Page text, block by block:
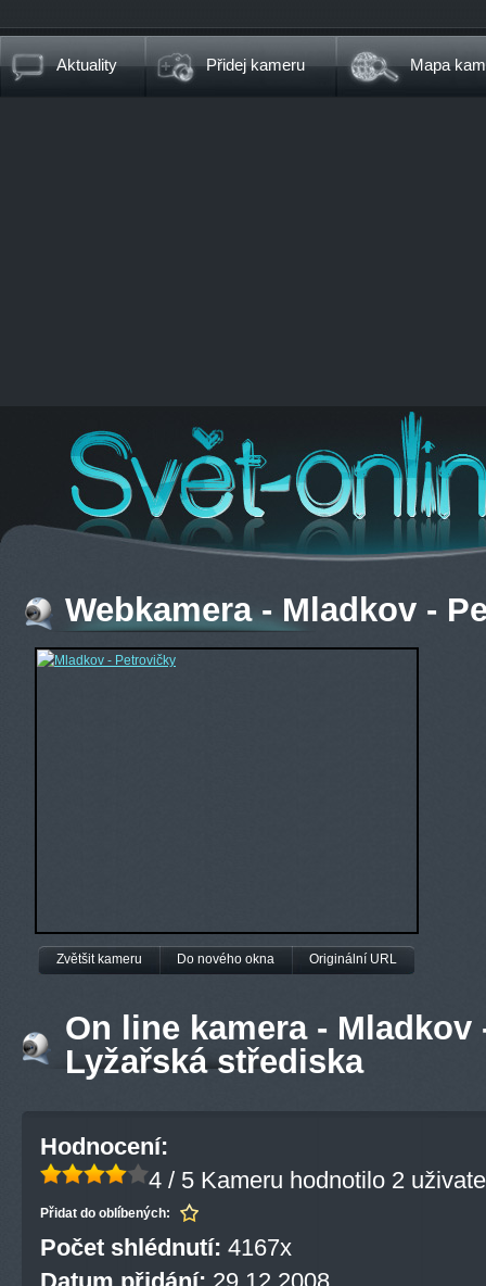
Aktuality Přidej kameru Mapa
Webkamera - Mladkov -
Zvětšit kameru Do nového okna Originální URL
On line kamera -
Lyžařská střediska
Hodnocení:
4 / 5 Kameru hodnotilo 2
Přidat do oblíbených:
Počet shlédnutí: 4167x